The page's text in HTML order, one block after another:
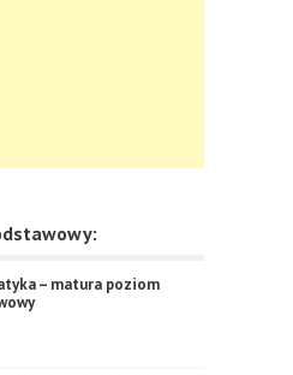
– matura poziom